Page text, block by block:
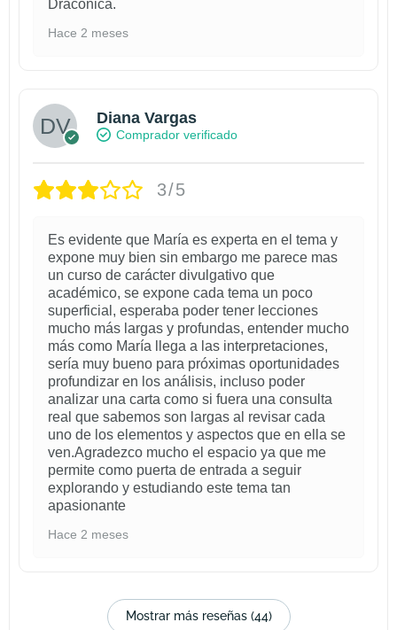
Dracónica.
Hace 2 meses
Diana Vargas
Comprador verificado
3/5
Es evidente que María es experta en el tema y
expone muy bien sin embargo me parece mas
un curso de carácter divulgativo que
académico, se expone cada tema un poco
superficial, esperaba poder tener lecciones
mucho más largas y profundas, entender mucho
más como María llega a las interpretaciones,
sería muy bueno para próximas oportunidades
profundizar en los análisis, incluso poder
analizar una carta como si fuera una consulta
real que sabemos son largas al revisar cada
uno de los elementos y aspectos que en ella se
ven.Agradezco mucho el espacio ya que me
permite como puerta de entrada a seguir
explorando y estudiando este tema tan
apasionante
Hace 2 meses
Mostrar más reseñas (44)